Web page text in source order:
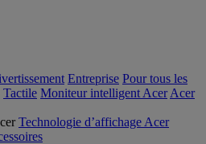
Entreprise Pour tous les
Tactile Moniteur intelligent Acer Acer
Technologie d’affichage Acer